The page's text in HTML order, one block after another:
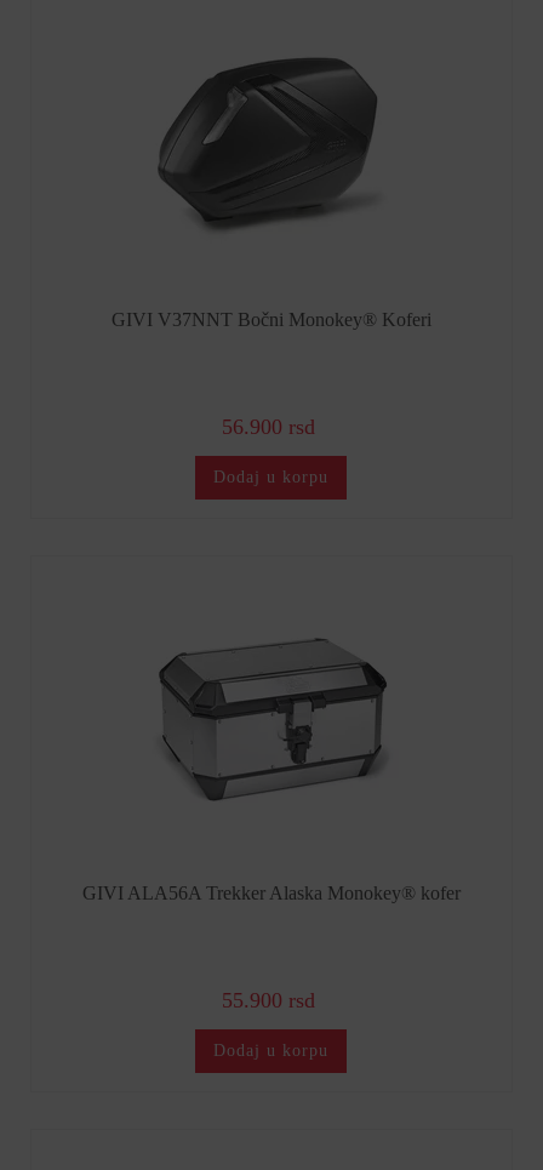
GIVI V37NNT Bočni Monokey® Koferi
56.900 rsd
Dodaj u korpu
GIVI ALA56A Trekker Alaska Monokey® kofer
55.900 rsd
Dodaj u korpu